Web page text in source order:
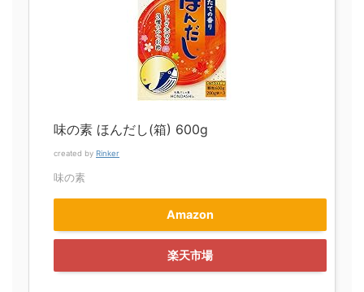
味の素 ほんだし(箱) 600g
created by Rinker
味の素
Amazon
楽天市場